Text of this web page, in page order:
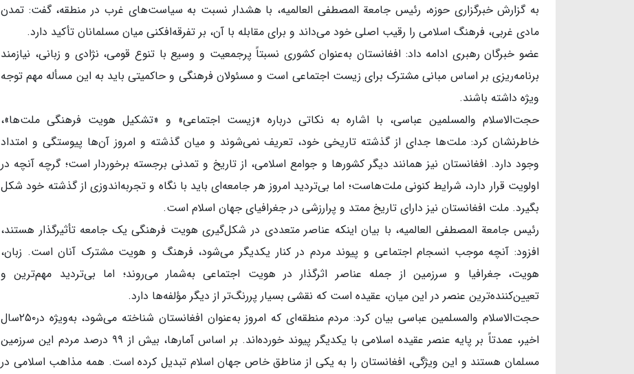
به گزارش خبرگزاری حوزه، رئیس جامعة المصطفی العالمیه، با هشدار نسبت به سیاست‌های غرب در منطقه، گفت: تمدن
مادی غربی، فرهنگ اسلامی را رقیب اصلی خود می‌داند و برای مقابله با آن، بر تفرقه‌افکنی میان مسلمانان تأکید دارد.
عضو خبرگان رهبری ادامه داد: افغانستان به‌عنوان کشوری نسبتاً پرجمعیت و وسیع با تنوع قومی، نژادی و زبانی، نیازمند
برنامه‌ریزی بر اساس مبانی مشترک برای زیست اجتماعی است و مسئولان فرهنگی و حاکمیتی باید به این مسأله مهم توجه
ویژه داشته باشند.
حجت‌الاسلام والمسلمین عباسی، با اشاره به نکاتی درباره «زیست اجتماعی» و «تشکیل هویت فرهنگی ملت‌ها»،
خاطرنشان کرد: ملت‌ها جدای از گذشته تاریخی خود، تعریف نمی‌شوند و میان گذشته و امروز آن‌ها پیوستگی و امتداد
وجود دارد. افغانستان نیز همانند دیگر کشورها و جوامع اسلامی، از تاریخ و تمدنی برجسته برخوردار است؛ گرچه آنچه در
اولویت قرار دارد، شرایط کنونی ملت‌هاست؛ اما بی‌تردید امروز هر جامعه‌ای باید با نگاه و تجربه‌اندوزی از گذشته خود شکل
بگیرد. ملت افغانستان نیز دارای تاریخ ممتد و پرارزشی در جغرافیای جهان اسلام است.
رئیس جامعة المصطفی العالمیه، با بیان اینکه عناصر متعددی در شکل‌گیری هویت فرهنگی یک جامعه تأثیرگذار هستند،
افزود: آنچه موجب انسجام اجتماعی و پیوند مردم در کنار یکدیگر می‌شود، فرهنگ و هویت مشترک آنان است. زبان،
هویت، جغرافیا و سرزمین از جمله عناصر اثرگذار در هویت اجتماعی به‌شمار می‌روند؛ اما بی‌تردید مهم‌ترین و
تعیین‌کننده‌ترین عنصر در این میان، عقیده است که نقشی بسیار پررنگ‌تر از دیگر مؤلفه‌ها دارد.
حجت‌الاسلام والمسلمین عباسی بیان کرد: مردم منطقه‌ای که امروز به‌عنوان افغانستان شناخته می‌شود، به‌ویژه در۲۵۰سال
اخیر، عمدتاً بر پایه عنصر عقیده اسلامی با یکدیگر پیوند خورده‌اند. بر اساس آمارها، بیش از ۹۹ درصد مردم این سرزمین
مسلمان هستند و این ویژگی، افغانستان را به یکی از مناطق خاص جهان اسلام تبدیل کرده است. همه مذاهب اسلامی در